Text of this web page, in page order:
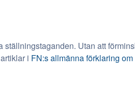
Utan att
i FN:s allmänna förklaring